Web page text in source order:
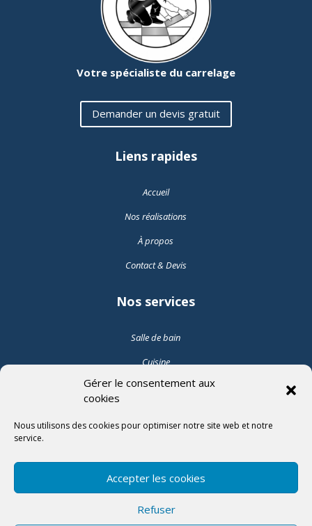
Gérer le consentement aux
cookies
Nous utilisons des cookies pour optimiser notre site web et notre
service.
Accepter les cookies
Refuser
Votre spécialiste du carrelage
Demander un devis gratuit
Liens rapides
Accueil
Nos réalisations
À propos
Contact & Devis
Nos services
Salle de bain
Cuisine
Pose de carrelage intérieur

